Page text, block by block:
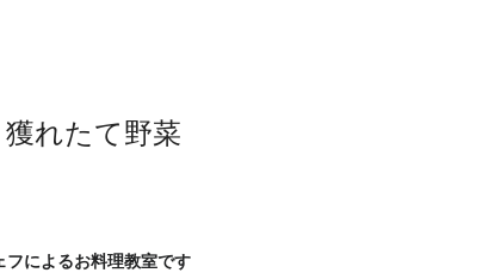
れたて野菜
によるお料理教室です